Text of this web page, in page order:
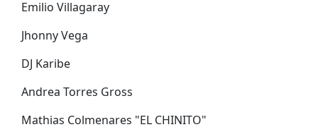
Emilio Villagaray
Jhonny Vega
DJ Karibe
Andrea Torres Gross
Mathias Colmenares "EL CHINITO"